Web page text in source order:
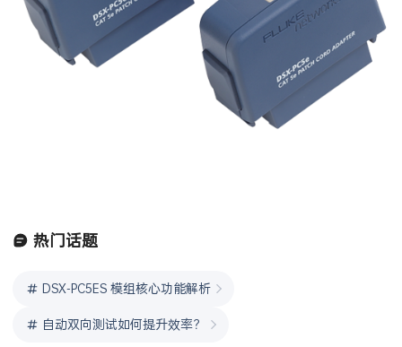
热门话题
DSX-PC5ES 模组核心功能解析
自动双向测试如何提升效率？